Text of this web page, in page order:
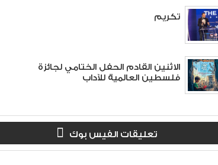
تكريم
الاثنين القادم الحفل الختامي لجائزة
فلسطين العالمية للآداب
تعليقات الفيس بوك